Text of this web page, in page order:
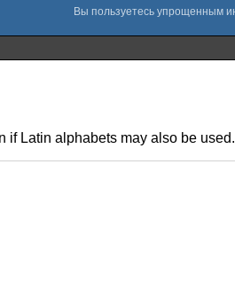
if Latin alphabets may also be used.